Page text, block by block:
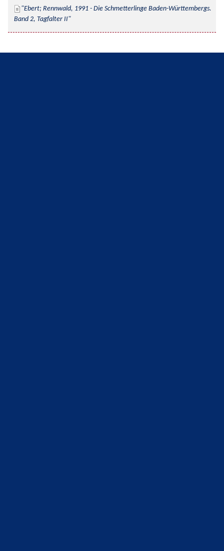
Ebert; Rennwald, 1991 - Die Schmetterlinge Baden-Württembergs.
Band 2, Tagfalter II